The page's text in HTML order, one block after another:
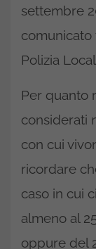
settembre
Polizia
Per quanto
considerati
con cui
ricordare
caso in cui
almeno al
oppure del